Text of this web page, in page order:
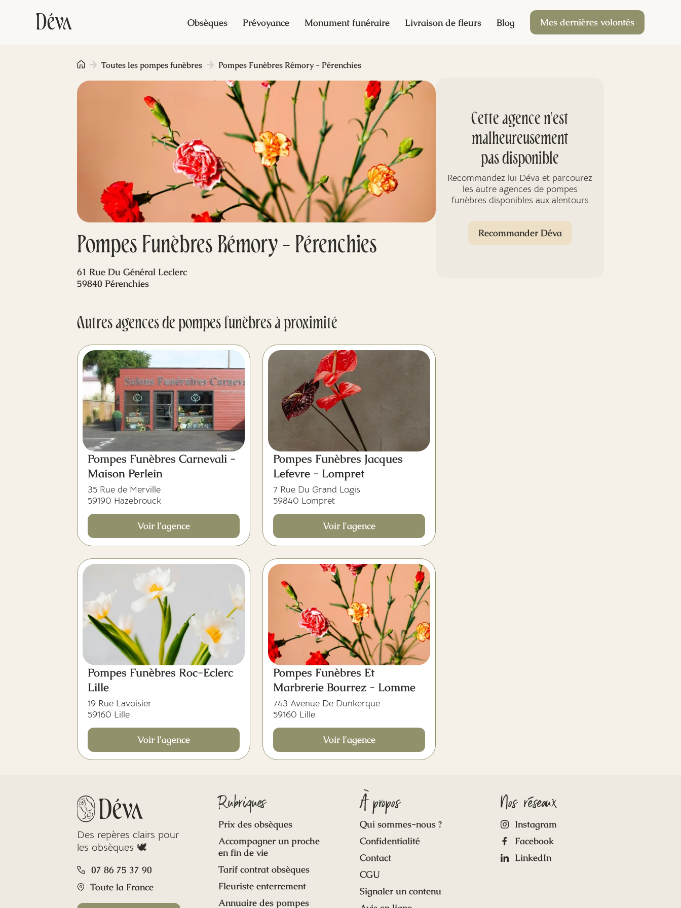
Obsèques Prévoyance Monument funéraire Livraison de fleurs Blog Mes dernières volontés
Pompes Funèbres Rémory - Pérenchies
Toutes les pompes funèbres Pompes Funèbres Rémory - Pérenchies
61 Rue Du Général Leclerc
59840 Pérenchies
Autres agences de pompes funèbres à proximité
Pompes Funèbres Carnevali -
Maison Perlein
35 Rue de Merville
59190 Hazebrouck
Voir l'agence
Pompes Funèbres Jacques
Lefevre - Lompret
7 Rue Du Grand Logis
59840 Lompret
Voir l'agence
Pompes Funèbres Roc-Eclerc
Lille
19 Rue Lavoisier
59160 Lille
Voir l'agence
Pompes Funèbres Et
Marbrerie Bourrez - Lomme
743 Avenue De Dunkerque
59160 Lille
Voir l'agence
Cette agence n'est
malheureusement
pas disponible
Recommandez lui Déva et parcourez
les autre agences de pompes
funèbres disponibles aux alentours
Recommander Déva
Des repères clairs pour
les obsèques 🕊️
07 86 75 37 90
Toute la France
Rubriques
Prix des obsèques
Accompagner un proche
en fin de vie
Tarif contrat obsèques
Fleuriste enterrement
Annuaire des pompes
À propos
Qui sommes-nous ?
Confidentialité
Contact
CGU
Signaler un contenu
Nos réseaux
Instagram
Facebook
LinkedIn